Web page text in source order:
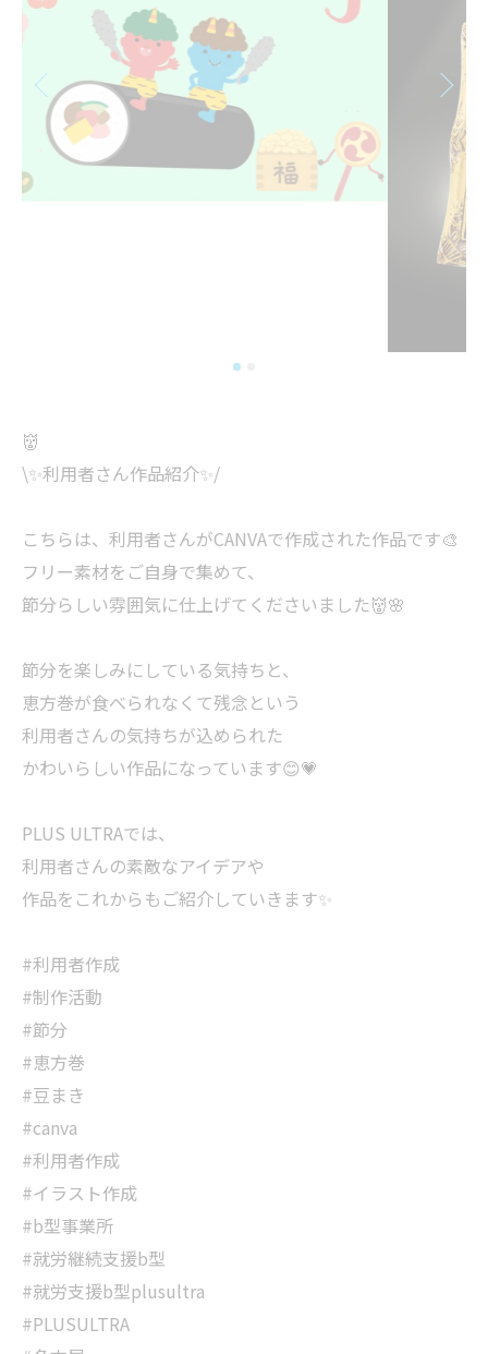
👹
\✨利用者さん作品紹介✨/
こちらは、利用者さんがCANVAで作成された作品です🎨
フリー素材をご自身で集めて、
節分らしい雰囲気に仕上げてくださいました👹🌸
節分を楽しみにしている気持ちと、
恵方巻が食べられなくて残念という
利用者さんの気持ちが込められた
かわいらしい作品になっています😊💗
PLUS ULTRAでは、
利用者さんの素敵なアイデアや
作品をこれからもご紹介していきます✨
#利用者作成
#制作活動
#節分
#恵方巻
#豆まき
#canva
#利用者作成
#イラスト作成
#b型事業所
#就労継続支援b型
#就労支援b型plusultra
#PLUSULTRA